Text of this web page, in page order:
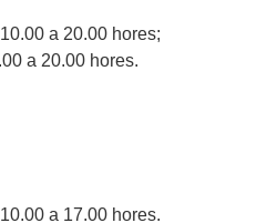
a 20.00 hores;
a 20.00 hores.
a 17.00 hores.